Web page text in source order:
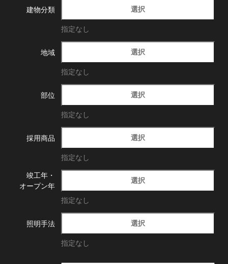
建物分類 選択
指定なし
地域 選択
指定なし
部位 選択
指定なし
採用商品 選択
指定なし
竣工年・
オープン年
選択
指定なし
照明手法 選択
指定なし